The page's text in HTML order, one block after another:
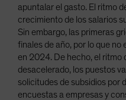
apuntalar el gasto. El ritmo
crecimiento de los salarios
Sin embargo, las primeras
finales de año, por lo que
en 2024. De hecho, el ritmo
desacelerado, los puestos
solicitudes de subsidios por
encuestas a empresas y